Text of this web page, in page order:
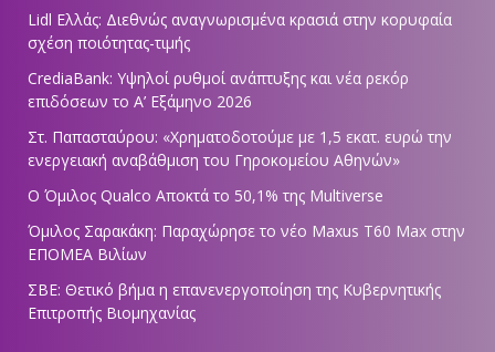
Lidl Ελλάς: Διεθνώς αναγνωρισμένα κρασιά στην κορυφαία
σχέση ποιότητας-τιμής
CrediaBank: Υψηλοί ρυθμοί ανάπτυξης και νέα ρεκόρ
επιδόσεων το Α’ Εξάμηνο 2026
Στ. Παπασταύρου: «Χρηματοδοτούμε με 1,5 εκατ. ευρώ την
ενεργειακή αναβάθμιση του Γηροκομείου Αθηνών»
Ο Όμιλος Qualco Αποκτά το 50,1% της Multiverse
Όμιλος Σαρακάκη: Παραχώρησε το νέο Maxus T60 Max στην
ΕΠΟΜΕΑ Βιλίων
ΣΒΕ: Θετικό βήμα η επανενεργοποίηση της Κυβερνητικής
Επιτροπής Βιομηχανίας